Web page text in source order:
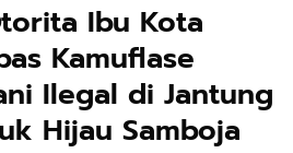
Ibu Kota
Kamuflase
Ilegal di Jantung
Hijau Samboja